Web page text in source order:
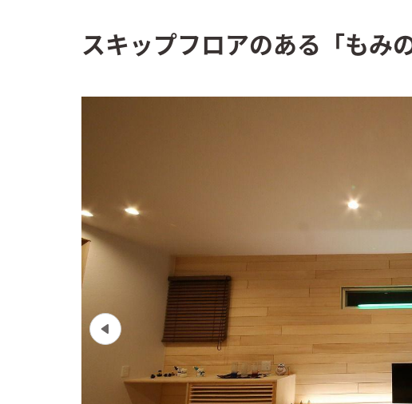
スキップフロアのある「もみ